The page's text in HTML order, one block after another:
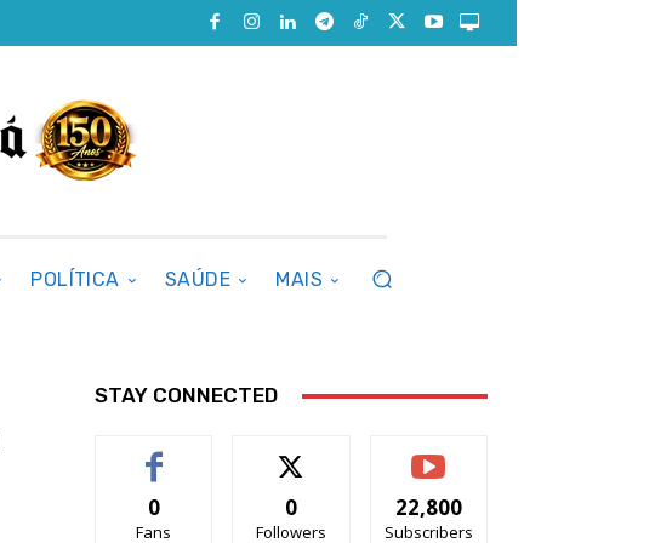
POLÍTICA SAÚDE MAIS
STAY CONNECTED
0
Fans
0
Followers
22,800
Subscribers